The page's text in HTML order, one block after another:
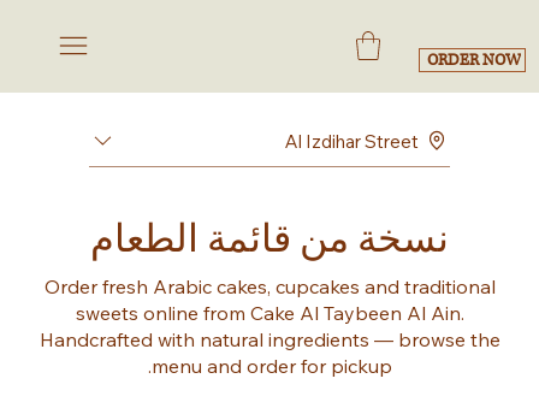
ORDER NOW
Al Izdihar Street
نسخة من قائمة الطعام
Order fresh Arabic cakes, cupcakes and traditional
sweets online from Cake Al Taybeen Al Ain.
Handcrafted with natural ingredients — browse the
menu and order for pickup.